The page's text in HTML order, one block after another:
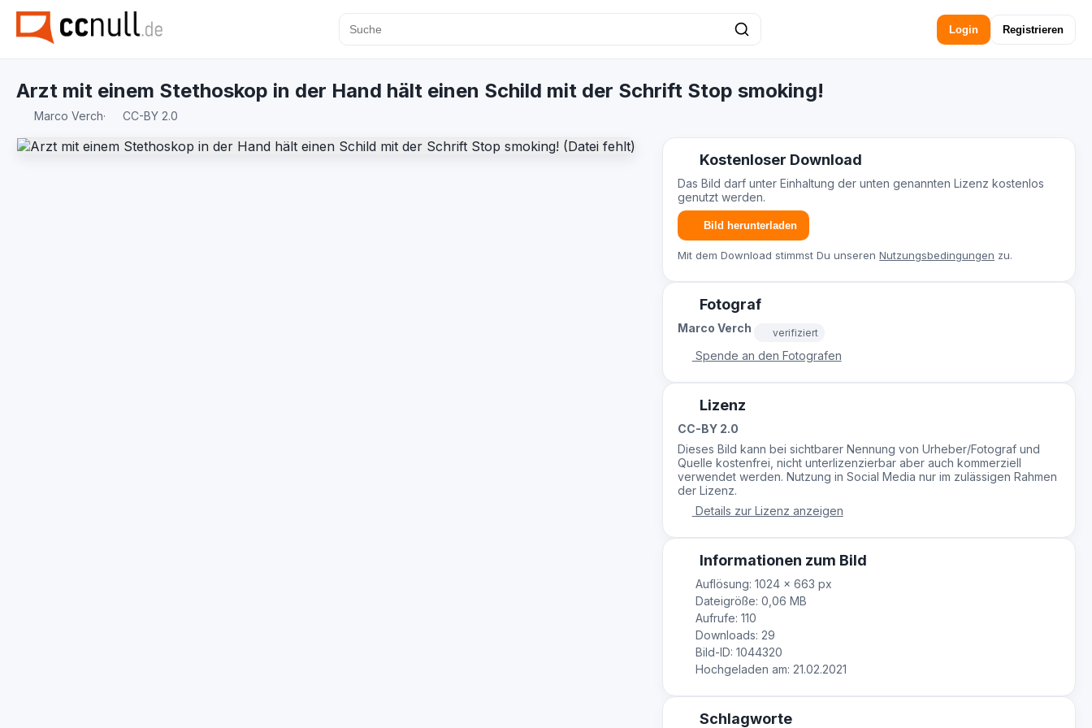
Login Registrieren
Arzt mit einem Stethoskop in der Hand hält einen Schild mit der Schrift Stop smoking!
Marco Verch· CC-BY 2.0
Kostenloser Download
Das Bild darf unter Einhaltung der unten genannten Lizenz kostenlos
genutzt werden.
Bild herunterladen
Mit dem Download stimmst Du unserenNutzungsbedingungen zu.
Fotograf
Marco Verch verifiziert
Spende an den Fotografen
Lizenz
CC-BY 2.0
Dieses Bild kann bei sichtbarer Nennung von Urheber/Fotograf und
Quelle kostenfrei, nicht unterlizenzierbar aber auch kommerziell
verwendet werden. Nutzung in Social Media nur im zulässigen Rahmen
der Lizenz.
Details zur Lizenz anzeigen
Informationen zum Bild
Auflösung: 1024 × 663 px
Dateigröße: 0,06 MB
Aufrufe: 110
Downloads: 29
Bild-ID: 1044320
Hochgeladen am: 21.02.2021
Schlagworte